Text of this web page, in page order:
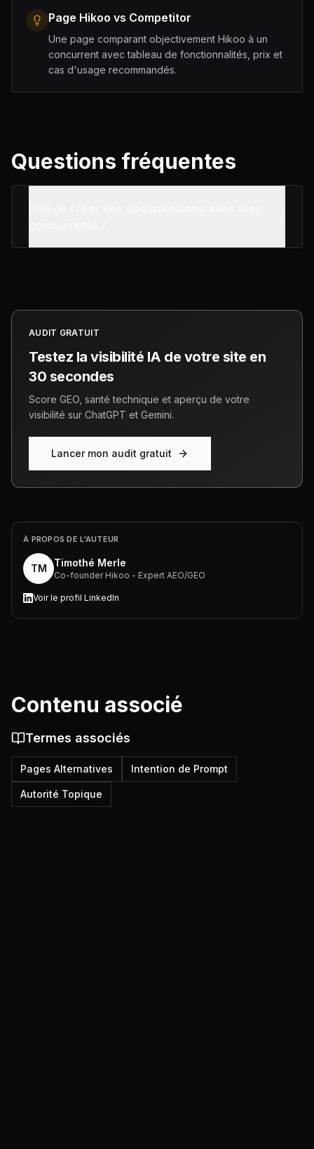
Page Hikoo vs Competitor
Une page comparant objectivement Hikoo à un
concurrent avec tableau de fonctionnalités, prix et
cas d'usage recommandés.
Questions fréquentes
AUDIT GRATUIT
Testez la visibilité IA de votre site en
30 secondes
Score GEO, santé technique et aperçu de votre
visibilité sur ChatGPT et Gemini.
Lancer mon audit gratuit
À PROPOS DE L'AUTEUR
TM Timothé Merle
Co-founder Hikoo - Expert AEO/GEO
Voir le profil LinkedIn
Contenu associé
Termes associés
Pages Alternatives Intention de Prompt
Autorité Topique